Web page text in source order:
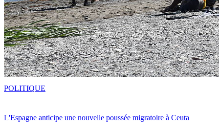
L'Espagne anticipe une nouvelle poussée migratoire à Ceuta
POLITIQUE